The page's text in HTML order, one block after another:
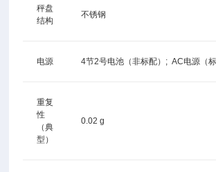
秤盘
结构
不锈钢
电源 4节2号电池（非标配）; AC电源（标
重复
性
（典
型）
0.02 g